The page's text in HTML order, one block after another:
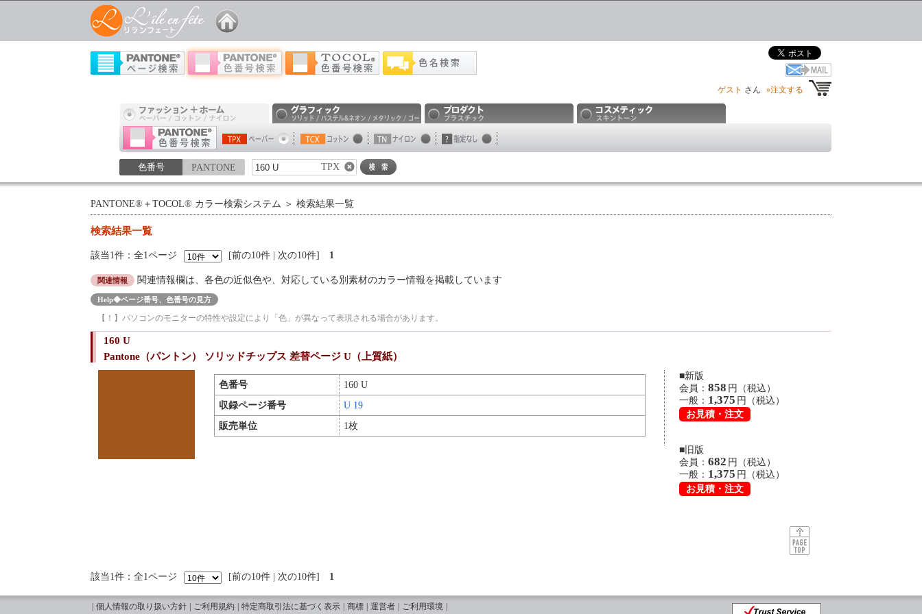
ゲスト さん »注文する
色番号 PANTONE TPX
PANTONE®＋TOCOL® カラー検索システム ＞ 検索結果一覧
検索結果一覧
該当1件：全1ページ 前の10件 次の10件 1
関連情報 関連情報欄は、各色の近似色や、対応している別素材のカラー情報を掲載しています
Help◆ページ番号、色番号の見方
【！】パソコンのモニターの特性や設定により「色」が異なって表現される場合があります。
160 U
Pantone（パントン） ソリッドチップス 差替ページ U（上質紙）
色番号
160 U
収録ページ番号
U 19
販売単位
1枚
■新版
会員：858 円（税込）
一般： 1,375 円（税込）
お見積・注文
■旧版
会員：682 円（税込）
一般： 1,375 円（税込）
お見積・注文
該当1件：全1ページ 前の10件 次の10件 1
個人情報の取り扱い方針 ご利用規約 特定商取引法に基づく表示 商標 運営者 ご利用環境